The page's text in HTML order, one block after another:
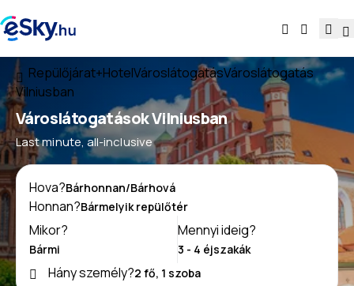
Repülőjárat+HotelVároslátogatásVároslátogatás
Vilniusban
Városlátogatások Vilniusban
Last minute, all-inclusive
Hova?
Honnan?
Mikor?
Mennyi ideig?
Hány személy?